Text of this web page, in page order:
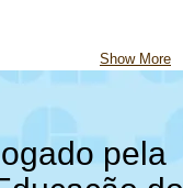
Show More
pela